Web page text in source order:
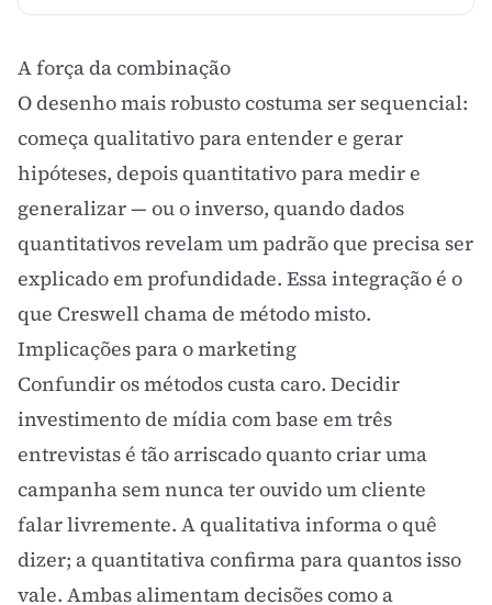
A força da combinação
O desenho mais robusto costuma ser sequencial:
começa qualitativo para entender e gerar
hipóteses, depois quantitativo para medir e
generalizar — ou o inverso, quando dados
quantitativos revelam um padrão que precisa ser
explicado em profundidade. Essa integração é o
que Creswell chama de método misto.
Implicações para o marketing
Confundir os métodos custa caro. Decidir
investimento de mídia com base em três
entrevistas é tão arriscado quanto criar uma
campanha sem nunca ter ouvido um cliente
falar livremente. A qualitativa informa o quê
dizer; a quantitativa confirma para quantos isso
vale. Ambas alimentam decisões como a